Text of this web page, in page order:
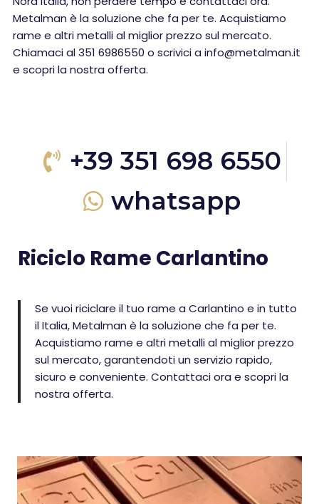
Metalman è la soluzione che fa per te. Acquistiamo
rame e altri metalli al miglior prezzo sul mercato.
Chiamaci al 351 6986550 o scrivici a info@metalman.it
e scopri la nostra offerta.
+39 351 698 6550
whatsapp
Riciclo Rame Carlantino
Se vuoi riciclare il tuo rame a Carlantino e in tutto
il Italia, Metalman è la soluzione che fa per te.
Acquistiamo rame e altri metalli al miglior prezzo
sul mercato, garantendoti un servizio rapido,
sicuro e conveniente. Contattaci ora e scopri la
nostra offerta.